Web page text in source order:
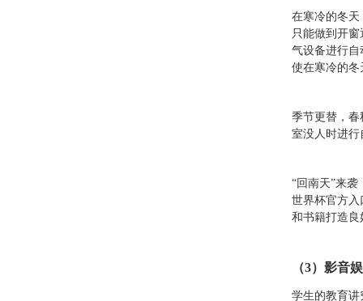
在寒冷的冬
只能做到开
气设备进行
使在寒冷的
季节更替，
室没人时进
“回南天”来
世界杯官方
和书籍打造
（3）影音
学生的教育